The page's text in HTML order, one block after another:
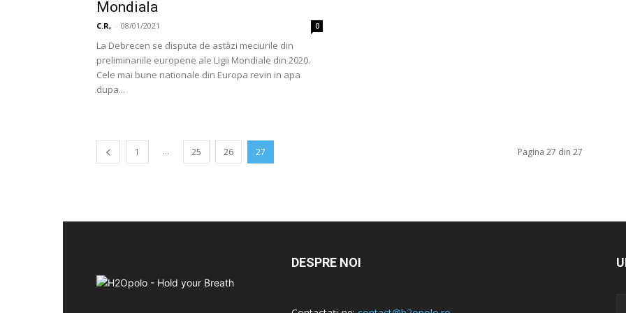
Mondiala
C.R, - 08/01/2021 0
La Debrecen se disputa de astăzi meciurile din
preliminariile europene ale Ligii Mondiale din 2020.
Cele mai bune nationale din Europa revin in apa
dupa...
1 ... 25 26 27 Pagina 27 din 27
DESPRE NOI